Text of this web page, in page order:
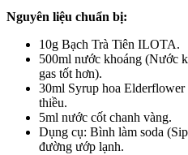
Nguyên liệu chuẩn bị:
10g Bạch Trà Tiên ILOTA.
500ml nước khoáng (Nước
gas tốt hơn).
30ml Syrup hoa
thiều.
5ml nước cốt chanh vàng.
Dụng cụ: Bình làm soda
đường ướp lạnh.